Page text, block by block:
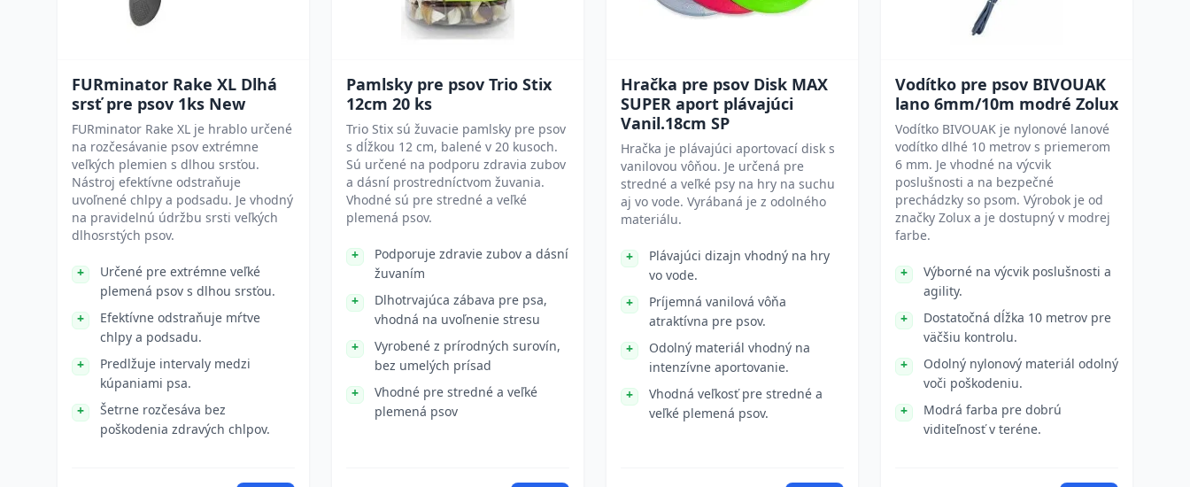
FURminator Rake XL Dlhá
srsť pre psov 1ks New
FURminator Rake XL je hrablo určené
na rozčesávanie psov extrémne
veľkých plemien s dlhou srsťou.
Nástroj efektívne odstraňuje
uvoľnené chlpy a podsadu. Je vhodný
na pravidelnú údržbu srsti veľkých
dlhosrstých psov.
Určené pre extrémne veľké
plemená psov s dlhou srsťou.
Efektívne odstraňuje mŕtve
chlpy a podsadu.
Predlžuje intervaly medzi
kúpaniami psa.
Šetrne rozčesáva bez
poškodenia zdravých chlpov.
Pamlsky pre psov Trio Stix
12cm 20 ks
Trio Stix sú žuvacie pamlsky pre psov
s dĺžkou 12 cm, balené v 20 kusoch.
Sú určené na podporu zdravia zubov
a dásní prostredníctvom žuvania.
Vhodné sú pre stredné a veľké
plemená psov.
Podporuje zdravie zubov a dásní
žuvaním
Dlhotrvajúca zábava pre psa,
vhodná na uvoľnenie stresu
Vyrobené z prírodných surovín,
bez umelých prísad
Vhodné pre stredné a veľké
plemená psov
Hračka pre psov Disk MAX
SUPER aport plávajúci
Vanil.18cm SP
Hračka je plávajúci aportovací disk s
vanilovou vôňou. Je určená pre
stredné a veľké psy na hry na suchu
aj vo vode. Vyrábaná je z odolného
materiálu.
Plávajúci dizajn vhodný na hry
vo vode.
Príjemná vanilová vôňa
atraktívna pre psov.
Odolný materiál vhodný na
intenzívne aportovanie.
Vhodná veľkosť pre stredné a
veľké plemená psov.
Vodítko pre psov BIVOUAK
lano 6mm/10m modré Zolux
Vodítko BIVOUAK je nylonové lanové
vodítko dlhé 10 metrov s priemerom
6 mm. Je vhodné na výcvik
poslušnosti a na bezpečné
prechádzky so psom. Výrobok je od
značky Zolux a je dostupný v modrej
farbe.
Výborné na výcvik poslušnosti a
agility.
Dostatočná dĺžka 10 metrov pre
väčšiu kontrolu.
Odolný nylonový materiál odolný
voči poškodeniu.
Modrá farba pre dobrú
viditeľnosť v teréne.